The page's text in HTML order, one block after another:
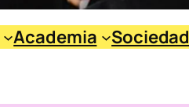
Academia Sociedad